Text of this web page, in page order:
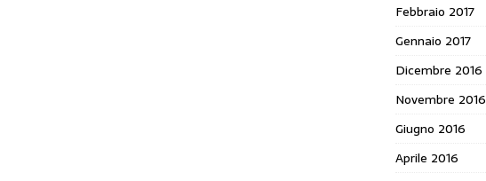
Febbraio 2017
Gennaio 2017
Dicembre 2016
Novembre 2016
Giugno 2016
Aprile 2016